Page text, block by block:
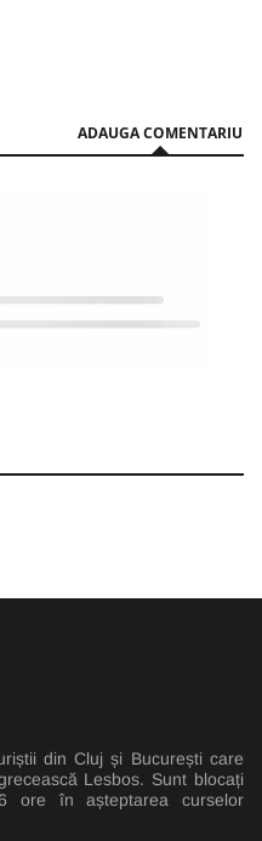
ADAUGA COMENTARIU
din Cluj și București care
Lesbos. Sunt blocați
ore în așteptarea curselor